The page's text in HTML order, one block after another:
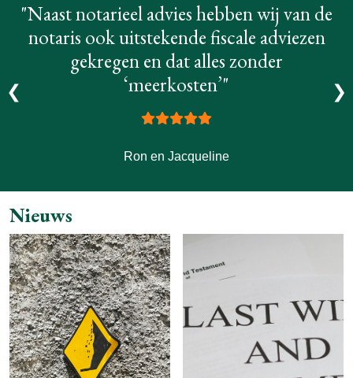
❮ ❯
"Naast notarieel advies hebben wij van de
notaris ook uitstekende fiscale adviezen
gekregen en dat alles zonder
‘meerkosten’"
Ron en Jacqueline
Nieuws